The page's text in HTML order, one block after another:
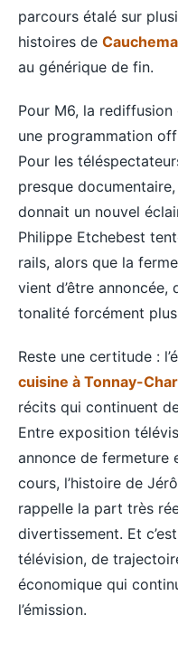
parcours étalé sur
histoires de
au générique de fin.
Pour M6, la rediffusion
une programmation
Pour les
presque
donnait un nouvel
Philippe Etchebest
rails, alors que la
vient d’être annoncée,
tonalité forcément
Reste une certitude :
cuisine à Tonnay-
récits qui continuent
Entre exposition
annonce de fermeture
cours, l’histoire de
rappelle la part très
divertissement. Et
télévision, de
économique qui
l’émission.